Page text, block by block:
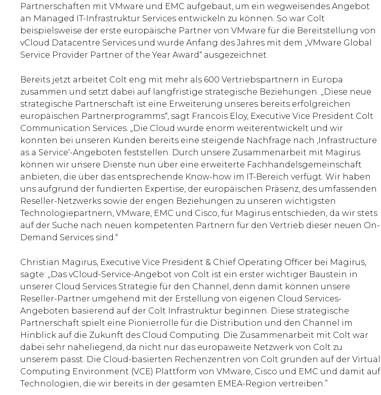
Partnerschaften mit VMware und EMC aufgebaut, um ein wegweisendes Angebot
an Managed IT-Infrastruktur Services entwickeln zu können. So war Colt
beispielsweise der erste europäische Partner von VMware für die Bereitstellung von
vCloud Datacentre Services und wurde Anfang des Jahres mit dem „VMware Global
Service Provider Partner of the Year Award“ ausgezeichnet.
Bereits jetzt arbeitet Colt eng mit mehr als 600 Vertriebspartnern in Europa
zusammen und setzt dabei auf langfristige strategische Beziehungen. „Diese neue
strategische Partnerschaft ist eine Erweiterung unseres bereits erfolgreichen
europäischen Partnerprogramms“, sagt Francois Eloy, Executive Vice President Colt
Communication Services. „Die Cloud wurde enorm weiterentwickelt und wir
konnten bei unseren Kunden bereits eine steigende Nachfrage nach ‚Infrastructure
as a Service‘-Angeboten feststellen. Durch unsere Zusammenarbeit mit Magirus
können wir unsere Dienste nun über eine erweiterte Fachhandelsgemeinschaft
anbieten, die über das entsprechende Know-how im IT-Bereich verfügt. Wir haben
uns aufgrund der fundierten Expertise, der europäischen Präsenz, des umfassenden
Reseller-Netzwerks sowie der engen Beziehungen zu unseren wichtigsten
Technologiepartnern, VMware, EMC und Cisco, für Magirus entschieden, da wir stets
auf der Suche nach neuen kompetenten Partnern für den Vertrieb dieser neuen On-
Demand Services sind.“
Christian Magirus, Executive Vice President & Chief Operating Officer bei Magirus,
sagte: „Das vCloud-Service-Angebot von Colt ist ein erster wichtiger Baustein in
unserer Cloud Services Strategie für den Channel, denn damit können unsere
Reseller-Partner umgehend mit der Erstellung von eigenen Cloud Services-
Angeboten basierend auf der Colt Infrastruktur beginnen. Diese strategische
Partnerschaft spielt eine Pionierrolle für die Distribution und den Channel im
Hinblick auf die Zukunft des Cloud Computing. Die Zusammenarbeit mit Colt war
dabei sehr naheliegend, da nicht nur das europaweite Netzwerk von Colt zu
unserem passt. Die Cloud-basierten Rechenzentren von Colt gründen auf der Virtual
Computing Environment (VCE) Plattform von VMware, Cisco und EMC und damit auf
Technologien, die wir bereits in der gesamten EMEA-Region vertreiben.”